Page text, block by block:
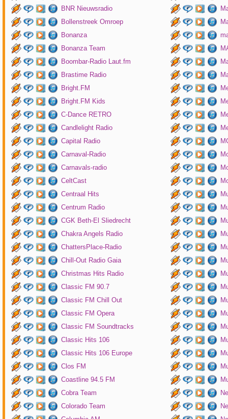
BNR Nieuwsradio
Bollenstreek Omroep
Bonanza
Bonanza Team
Boombar-Radio Laut.fm
Brastime Radio
Bright.FM
Bright.FM Kids
C-Dance RETRO
Candlelight Radio
Capital Radio
Carnaval-Radio
Carnavals-radio
CeltCast
Centraal Hits
Centrum Radio
CGK Beth-El Sliedrecht
Chakra Angels Radio
ChattersPlace-Radio
Chill-Out Radio Gaia
Christmas Hits Radio
Classic FM 90.7
Classic FM Chill Out
Classic FM Opera
Classic FM Soundtracks
Classic Hits 106
Classic Hits 106 Europe
Clos FM
Coastline 94.5 FM
Cobra Team
Colorado Team